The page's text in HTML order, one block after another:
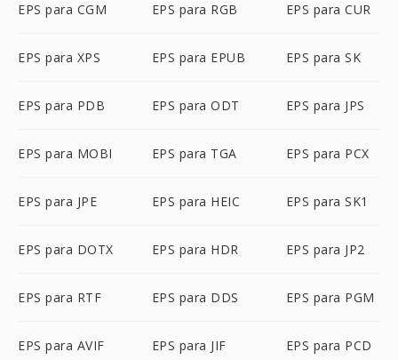
EPS para CGM EPS para RGB EPS para CUR
EPS para XPS EPS para EPUB EPS para SK
EPS para PDB EPS para ODT EPS para JPS
EPS para MOBI EPS para TGA EPS para PCX
EPS para JPE EPS para HEIC EPS para SK1
EPS para DOTX EPS para HDR EPS para JP2
EPS para RTF EPS para DDS EPS para PGM
EPS para AVIF EPS para JIF EPS para PCD